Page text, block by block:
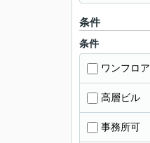
条件
条件
ワンフロア
高層ビル
事務所可